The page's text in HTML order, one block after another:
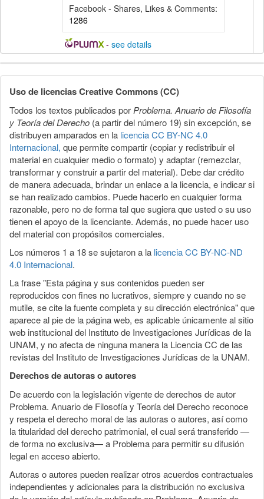
Facebook - Shares, Likes & Comments:
1286
- see details
Detalles
del
artículo
Uso de licencias Creative Commons (CC)
Todos los textos publicados por Problema. Anuario de Filosofía
y Teoría del Derecho (a partir del número 19) sin excepción, se
distribuyen amparados en la licencia CC BY-NC 4.0
Internacional, que permite compartir (copiar y redistribuir el
material en cualquier medio o formato) y adaptar (remezclar,
transformar y construir a partir del material). Debe dar crédito
de manera adecuada, brindar un enlace a la licencia, e indicar si
se han realizado cambios. Puede hacerlo en cualquier forma
razonable, pero no de forma tal que sugiera que usted o su uso
tienen el apoyo de la licenciante. Además, no puede hacer uso
del material con propósitos comerciales.
Los números 1 a 18 se sujetaron a la licencia CC BY-NC-ND
4.0 Internacional.
La frase "Esta página y sus contenidos pueden ser
reproducidos con fines no lucrativos, siempre y cuando no se
mutile, se cite la fuente completa y su dirección electrónica" que
aparece al pie de la página web, es aplicable únicamente al sitio
web institucional del Instituto de Investigaciones Jurídicas de la
UNAM, y no afecta de ninguna manera la Licencia CC de las
revistas del Instituto de Investigaciones Jurídicas de la UNAM.
Derechos de autoras o autores
De acuerdo con la legislación vigente de derechos de autor
Problema. Anuario de Filosofía y Teoría del Derecho reconoce
y respeta el derecho moral de las autoras o autores, así como
la titularidad del derecho patrimonial, el cual será transferido —
de forma no exclusiva— a Problema para permitir su difusión
legal en acceso abierto.
Autoras o autores pueden realizar otros acuerdos contractuales
independientes y adicionales para la distribución no exclusiva